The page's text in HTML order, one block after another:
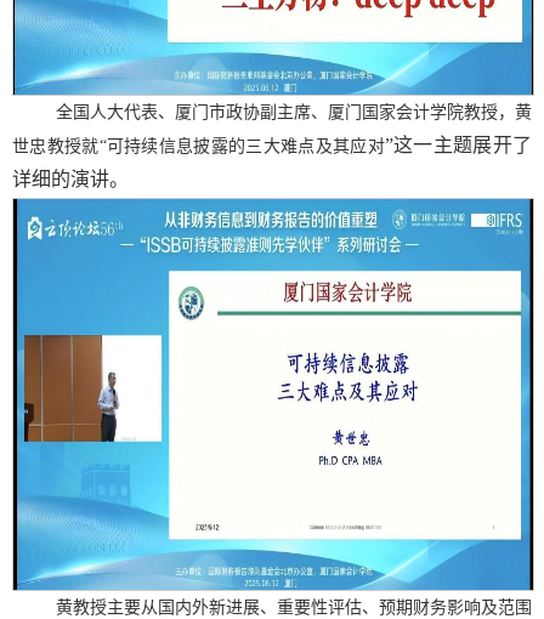
全国人大代表、厦门市政协副主席、厦门国家会计学院教授，黄
世忠教授就“可持续信息披露的三大难点及其应对”这一主题展开了
详细的演讲。
黄教授主要从国内外新进展、重要性评估、预期财务影响及范围